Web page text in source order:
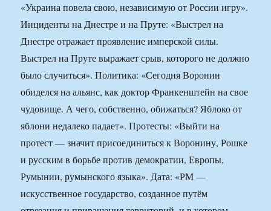
«Украина повела свою, независимую от России игру».
Инциденты на Днестре и на Пруте: «Выстрел на
Днестре отражает проявление имперской силы.
Выстрел на Пруте выражает срыв, которого не должно
было случиться». Политика: «Сегодня Воронин
обиделся на альянс, как доктор Франкенштейн на свое
чудовище. А чего, собственно, обижаться? Яблоко от
яблони недалеко падает». Протесты: «Выйти на
протест — значит присоединиться к Воронину, Рошке
и русским в борьбе против демократии, Европы,
Румынии, румынского языка». Дата: «РМ —
искусственное государство, созданное путём